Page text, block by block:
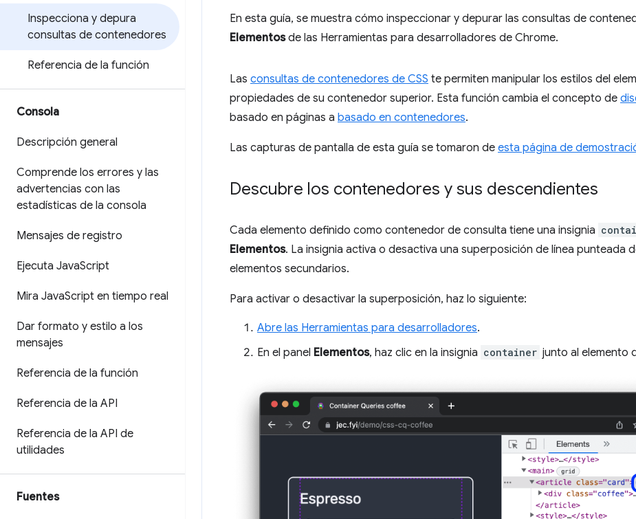
Inspecciona y depura
consultas de contenedores
Referencia de la función
Consola
Descripción general
Comprende los errores y las
advertencias con las
estadísticas de la consola
Mensajes de registro
Ejecuta JavaScript
Mira JavaScript en tiempo real
Dar formato y estilo a los
mensajes
Referencia de la función
Referencia de la API
Referencia de la API de
utilidades
Fuentes
En esta guía, se muestra cómo inspeccionar y depurar las consultas de
Elementosde las Herramientas para desarrolladores de Chrome.
Las consultas de contenedores de CSS te permiten manipular los estilos del
propiedades de su contenedor superior. Esta función cambia el concepto de
basado en páginas a basado en contenedores.
Las capturas de pantalla de esta guía se tomaron de esta página de
Descubre los contenedores y sus descendientes
Cada elemento definido como contenedor de consulta tiene una insignia
Elementos. La insignia activa o desactiva una superposición de línea punteada
elementos secundarios.
Para activar o desactivar la superposición, haz lo siguiente:
Abre las Herramientas para desarrolladores.
En el panel Elementos, haz clic en la insignia container junto al elemento